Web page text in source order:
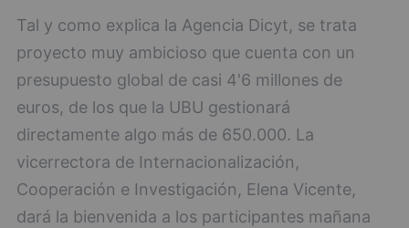
Tal y como explica la Agencia Dicyt, se trata
proyecto muy ambicioso que cuenta con un
presupuesto global de casi 4'6 millones de
euros, de los que la UBU gestionará
directamente algo más de 650.000. La
vicerrectora de Internacionalización,
Cooperación e Investigación, Elena Vicente,
dará la bienvenida a los participantes mañana